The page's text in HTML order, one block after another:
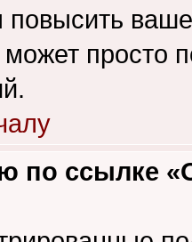
повысить
просто
по ссылке